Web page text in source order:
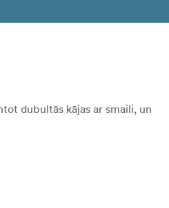
dubultās kājas ar smaili, un